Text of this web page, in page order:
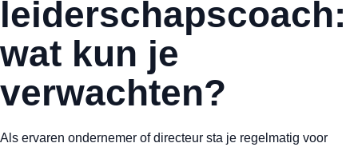
leiderschapscoach:
wat kun je
verwachten?
Als ervaren ondernemer of directeur sta je regelmatig voor